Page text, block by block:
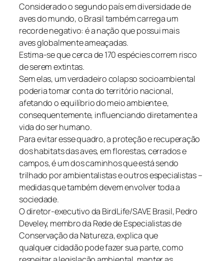
Considerado o segundo país em diversidade de
aves do mundo, o Brasil também carrega um
recorde negativo: é a nação que possui mais
aves globalmente ameaçadas.
Estima-se que cerca de 170 espécies correm risco
de serem extintas.
Sem elas, um verdadeiro colapso socioambiental
poderia tomar conta do território nacional,
afetando o equilíbrio do meio ambiente e,
consequentemente, influenciando diretamente a
vida do ser humano.
Para evitar esse quadro, a proteção e recuperação
dos habitats das aves, em florestas, cerrados e
campos, é um dos caminhos que está sendo
trilhado por ambientalistas e outros especialistas –
medidas que também devem envolver toda a
sociedade.
O diretor-executivo da BirdLife/SAVE Brasil, Pedro
Develey, membro da Rede de Especialistas de
Conservação da Natureza, explica que
qualquer cidadão pode fazer sua parte, como